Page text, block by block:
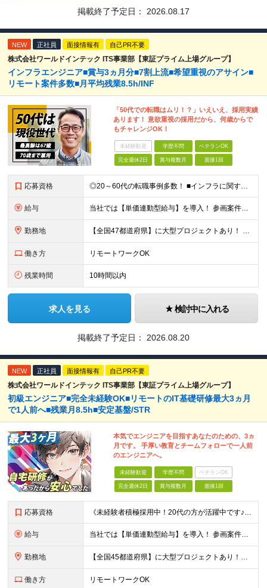
掲載終了予定日： 2026.08.17
NEW 正社員 面接情報有 自己PR不要
株式会社ワールドインテック ITS事業部【東証プライム上場グループ】
インフラエンジニア■賞与3ヵ月分■7割上流■希望重視のアサイン■
リモート案件多数■月平均残業8.5h/INF
「50代での転職はムリ！？」いえいえ、採用実績
あります！ 意欲重視の採用だから、何歳からで
もチャレンジOK！
未経験歓迎 学歴不問 ベテランOK
完全週休2日 賞与複数月 面接1回
応募資格 ◎20～60代の転職事例多数！ ■インフラに関する何らかのご経験 ■学歴不問/転職回数は一切不問！
給与 当社では【単価連動型給与】を導入！ 参画案件の契約単価に連動して給与が決定。 還元率は単価の【70％～80％】と東証プライム上場グループとして高水準です！（社会保険料・教育コスト含む） ■関東：月給
勤務地 【全国47都道府県】に大型プロジェクトあり！ 主要勤務地： 北海道/宮城県/栃木県/埼玉県/千葉県/東京都/神奈川県/愛知県/大阪府/京都府/兵庫県/広島県/福岡県/熊本県 ※勤務エリアは、あなたの
働き方 リモートワークOK
残業時間 10時間以内
求人を見る 検討中に入れる
掲載終了予定日： 2026.08.20
NEW 正社員 面接情報有 自己PR不要
株式会社ワールドインテック ITS事業部【東証プライム上場グループ】
初級エンジニア■完全未経験OK■リモートのIT基礎研修最大3ヵ月
で1人前へ■残業月8.5h■安定基盤/STR
本気でエンジニアを目指すあなたのための、3ヵ
月です。 手厚い教育とチームフォローで一人前
のエンジニアへ。
未経験歓迎 学歴不問 ベテランOK
完全週休2日 賞与複数月 面接1回
応募資格 《未経験者積極採用中！20代の方が活躍中です♪》 ◎約4割が実務未経験入社！ ■学歴・職歴は一切問いません！ ■第二新卒の方もお気軽にご相談ください♪ ■入社してから数年は、転勤の可能性があります
給与 当社では【単価連動型給与】を導入！ 参画案件の契約単価に連動して給与が決定。 還元率は単価の【70％～80％】と東証プライム上場グループとして高水準です！（社会保険料・教育コスト含む） ■関東：月給
勤務地 【全国45都道府県】に大型プロジェクトあり！※ 四国・沖縄を除く 主要勤務地： 北海道/宮城県/栃木県/埼玉県/千葉県/東京都/神奈川県/愛知県/大阪府/京都府/兵庫県/広島県/福岡県/熊本県 ※勤
働き方 リモートワークOK